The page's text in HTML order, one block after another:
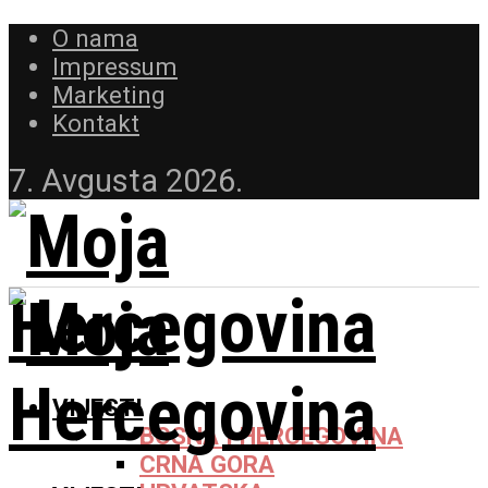
O nama
Impressum
Marketing
Kontakt
7. Avgusta 2026.
VIJESTI
BOSNA I HERCEGOVINA
CRNA GORA